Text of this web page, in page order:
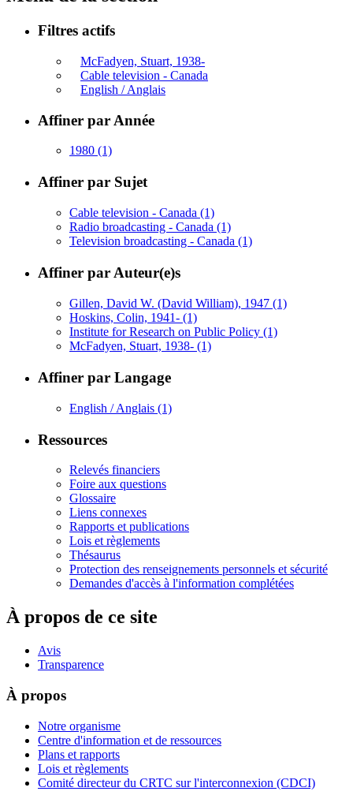
Filtres actifs
McFadyen, Stuart, 1938-
Cable television - Canada
English / Anglais
Affiner par Année
1980 (1)
Affiner par Sujet
Cable television - Canada (1)
Radio broadcasting - Canada (1)
Television broadcasting - Canada (1)
Affiner par Auteur(e)s
Gillen, David W. (David William), 1947 (1)
Hoskins, Colin, 1941- (1)
Institute for Research on Public Policy (1)
McFadyen, Stuart, 1938- (1)
Affiner par Langage
English / Anglais (1)
Ressources
Relevés financiers
Foire aux questions
Glossaire
Liens connexes
Rapports et publications
Lois et règlements
Thésaurus
Protection des renseignements personnels et sécurité
Demandes d'accès à l'information complétées
À propos de ce site
Avis
Transparence
À propos
Notre organisme
Centre d'information et de ressources
Plans et rapports
Lois et règlements
Comité directeur du CRTC sur l'interconnexion (CDCI)